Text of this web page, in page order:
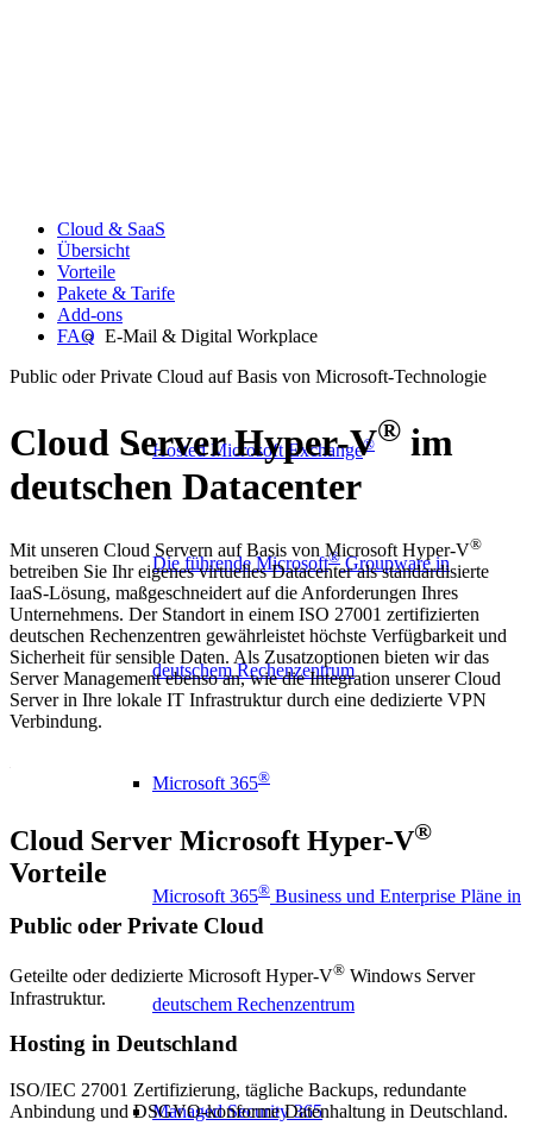
Cloud & SaaS
E-Mail & Digital Workplace
Hosted Microsoft Exchange®
Die führende Microsoft®Groupware in
deutschem Rechenzentrum
Microsoft 365®
Microsoft 365® Business und Enterprise Pläne in
deutschem Rechenzentrum
Managed Security 365
Übersicht
Vorteile
Pakete & Tarife
Add-ons
FAQ
Public oder Private Cloud auf Basis von Microsoft-Technologie
Cloud ServerHyper-V® im
deutschen Datacenter
Mit unseren Cloud Servern auf Basis von Microsoft Hyper-V®
betreiben Sie Ihr eigenes virtuelles Datacenter als standardisierte
IaaS-Lösung, maßgeschneidert auf die Anforderungen Ihres
Unternehmens. Der Standort in einem ISO 27001 zertifizierten
deutschen Rechenzentren gewährleistet höchste Verfügbarkeit und
Sicherheit für sensible Daten. Als Zusatzoptionen bieten wir das
Server Management ebenso an, wie die Integration unserer Cloud
Server in Ihre lokale IT Infrastruktur durch eine dedizierte VPN
Verbindung.
Cloud Server Microsoft Hyper-V®
Vorteile
Public oder Private Cloud
Geteilte oder dedizierte Microsoft Hyper-V® Windows Server
Infrastruktur.
Hosting in Deutschland
ISO/IEC 27001 Zertifizierung, tägliche Backups, redundante
Anbindung und DSGVO-konforme Datenhaltung in Deutschland.